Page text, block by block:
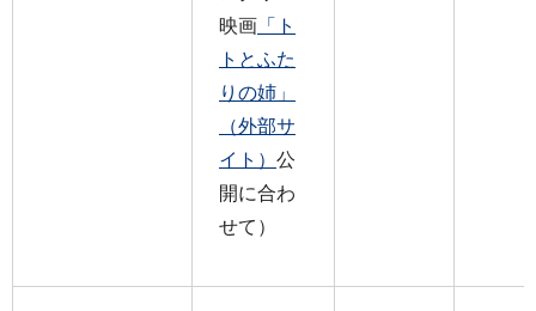
映画 「ト
トとふた
りの姉」
（外部サ
イト） 公
開に合わ
せて）